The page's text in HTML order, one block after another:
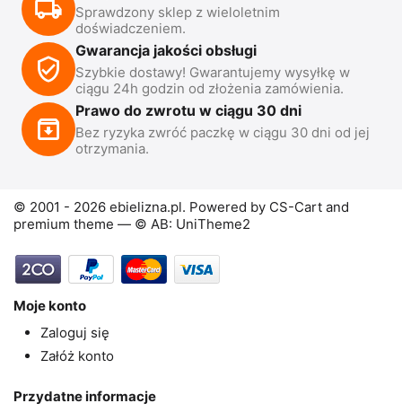
Sprawdzony sklep z wieloletnim
doświadczeniem.
Gwarancja jakości obsługi
Szybkie dostawy! Gwarantujemy wysyłkę w
ciągu 24h godzin od złożenia zamówienia.
Prawo do zwrotu w ciągu 30 dni
Bez ryzyka zwróć paczkę w ciągu 30 dni od jej
otrzymania.
© 2001 - 2026 ebielizna.pl. Powered by CS-Cart and
premium theme — © AB: UniTheme2
Moje konto
Zaloguj się
Załóż konto
Przydatne informacje